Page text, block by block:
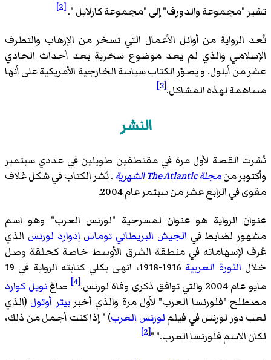
تشير "مجموعة والدورف" إلى "مجموعة كارلايل ".[2]
تُعد الرواية من أوائل الأعمال التي تسخر من الإرهاب والتطرف
الإسلامي والذي لم يعد موضوع سخرية بعد أحداث الحادي
عشر من أيلول. و يصوّر الكتاب سياسة الخارجية الأمريكية على أنها
مساهمة لهذه المشاكل.[3]
النشر
نُشرت القصة لأول مرة في مقتطفين طويلين في عددي سبتمبر
وأكتوبر منمجلة The Atlantic الشهرية
. نُشر الكتاب في شكل غلاف
مقوى في الرابع عشر من سبتمر عام 2004.
عنوان الرواية هو عنوان لمسرحية "لورنس العرب" وهو اسم
مشهور لضابط في الجيش البريطاني توماس إدوارد لورنس الذي
عُرف لإسهاماته في منطقة الشرق الأوسط خاصة كحلقة وصل
خلال الثورة العربية
1916-1918، انهى بكلي كتابته الرواية في 19
مايو عام 2004 والتي توافق ذكرى وفاة لورنس.
[4] صاغنويل كوارد
مصطلح "فلورنسا العرب" لأول مرة والذي أخبربيتر أوتول (الذي
لعب دور لورنس في فيلملورنس العرب) " إذا كنت أجمل من ذلك،
لكان الاسم فلورنسا العرب." "[2]